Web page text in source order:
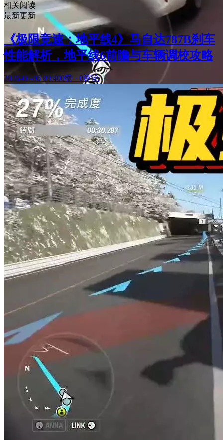
相关阅读
最新更新
《极限竞速：地平线4》马自达787B刹车
性能解析，地平线6前瞻与车辆调校攻略
2026-06-06 09:400赞 · 0评论